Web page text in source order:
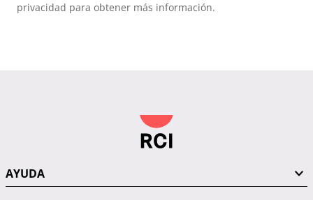
privacidad para obtener más información.
AYUDA